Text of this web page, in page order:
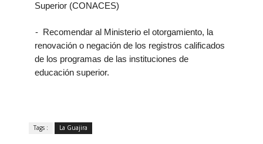
Superior (CONACES)
- Recomendar al Ministerio el otorgamiento, la
renovación o negación de los registros calificados
de los programas de las instituciones de
educación superior.
Tags : La Guajira